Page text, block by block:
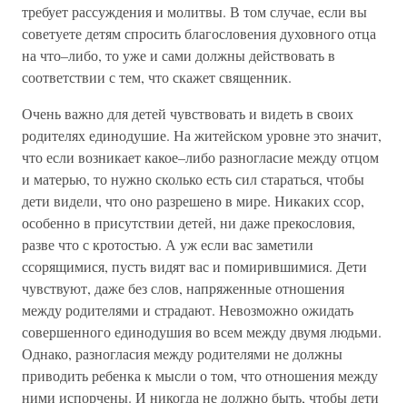
требует рассуждения и молитвы. В том случае, если вы
советуете детям спросить благословения духовного отца
на что–либо, то уже и сами должны действовать в
соответствии с тем, что скажет священник.
Очень важно для детей чувствовать и видеть в своих
родителях единодушие. На житейском уровне это значит,
что если возникает какое–либо разногласие между отцом
и матерью, то нужно сколько есть сил стараться, чтобы
дети видели, что оно разрешено в мире. Никаких ссор,
особенно в присутствии детей, ни даже прекословия,
разве что с кротостью. А уж если вас заметили
ссорящимися, пусть видят вас и помирившимися. Дети
чувствуют, даже без слов, напряженные отношения
между родителями и страдают. Невозможно ожидать
совершенного единодушия во всем между двумя людьми.
Однако, разногласия между родителями не должны
приводить ребенка к мысли о том, что отношения между
ними испорчены. И никогда не должно быть, чтобы дети